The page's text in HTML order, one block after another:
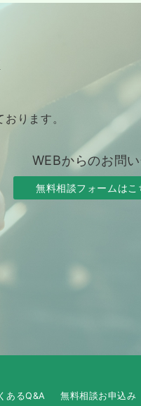
ります。
WEBからのお問
無料相談フォームはこ
あるQ&A 無料相談お申込み